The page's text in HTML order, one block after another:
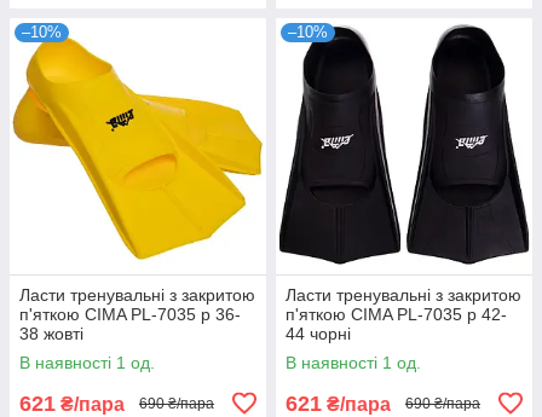
–10%
Ласти тренувальні з закритою
п'яткою CIMA PL-7035 р 36-
38 жовті
В наявності 1 од.
621 ₴/пара 690 ₴/пара
–10%
Ласти тренувальні з закритою
п'яткою CIMA PL-7035 р 42-
44 чорні
В наявності 1 од.
621 ₴/пара 690 ₴/пара